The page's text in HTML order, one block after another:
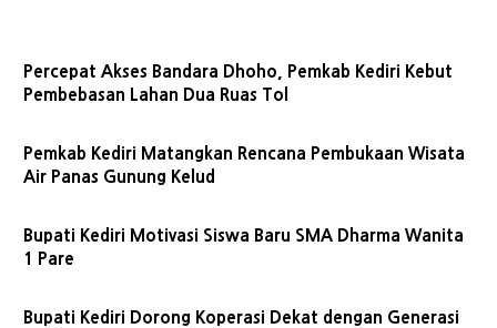
Percepat Akses Bandara Dhoho, Pemkab Kediri Kebut
Pembebasan Lahan Dua Ruas Tol
Pemkab Kediri Matangkan Rencana Pembukaan Wisata
Air Panas Gunung Kelud
Bupati Kediri Motivasi Siswa Baru SMA Dharma Wanita
1 Pare
Bupati Kediri Dorong Koperasi Dekat dengan Generasi